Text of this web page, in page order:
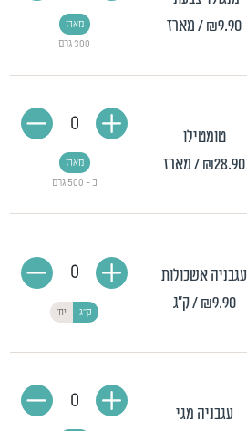
₪9.90/ מארז
300 גרם
מארז
טומטילו
₪28.90/ מארז
כ - 500 גרם
מארז
0
עגבניה אשכולות
₪9.90 / ק"ג ק"ג יח'
0
עגבניה מגי
0